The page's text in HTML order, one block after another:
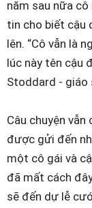
năm sau nữa
tin cho biết cậu
lên. “Cô vẫn là
lúc này tên cậu
Stoddard - giáo
Câu chuyện
được gửi đến
một cô gái và
đã mất cách
sẽ đến dự lễ